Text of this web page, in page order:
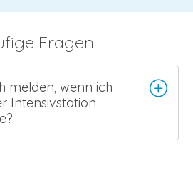
Fragen
melden, wenn ich
Intensivstation